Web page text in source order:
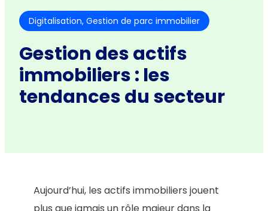
Digitalisation, Gestion de parc immobilier
Gestion des actifs
immobiliers : les
tendances du secteur
Aujourd’hui, les actifs immobiliers jouent